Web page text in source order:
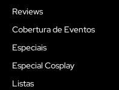
Reviews
Cobertura de Eventos
Especiais
Especial Cosplay
Listas